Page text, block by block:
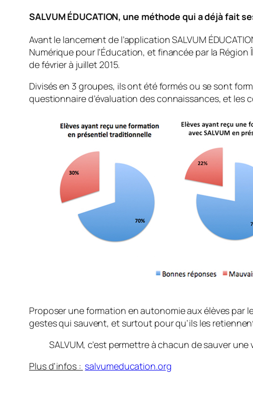
SALVUM ÉDUCATION, une méthode qui a déjà fait
Avant le lancement de l’application SALVUM
Numérique pour l’Éducation, et financée par la
de février à juillet 2015.
Divisés en 3 groupes, ils ont été formés ou se sont
questionnaire d’évaluation des connaissances, et les
Proposer une formation en autonomie aux élèves par
gestes qui sauvent, et surtout pour qu’ils les
SALVUM, c’est permettre à chacun de sauver
Plus d’infos : salvumeducation.org